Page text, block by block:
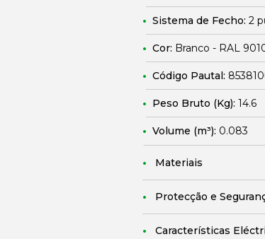
Sistema de Fecho: 2
Cor: Branco - RAL
Código Pautal:
Peso Bruto (Kg): 14.6
Volume (m³): 0.083
Materiais
Protecção e
Características